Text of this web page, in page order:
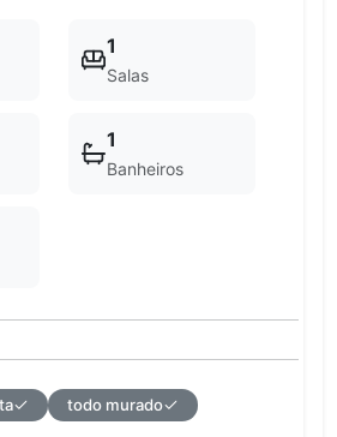
1
Salas
1
Banheiros
todo murado